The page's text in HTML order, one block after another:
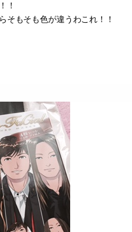
！
そもそも色が違うわこれ！！